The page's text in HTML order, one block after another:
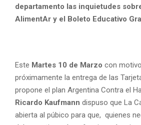
departamento las inquietudes
AlimentAr y el Boleto Educativo
Este Martes 10 de Marzo con
próximamente la entrega de las
propone el plan Argentina Contra el
Ricardo Kaufmann dispuso que La
abierta al púbico para que, quienes